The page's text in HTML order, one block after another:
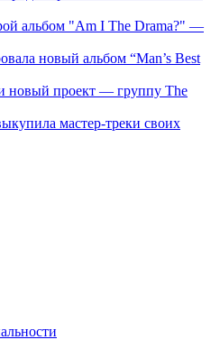
альбом "Am I The Drama?" —
новый альбом “Man’s Best
новый проект — группу The
мастер-треки своих